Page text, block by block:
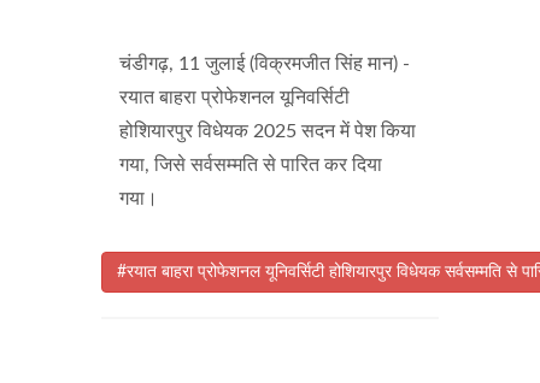
चंडीगढ़, 11 जुलाई (विक्रमजीत सिंह मान) -
रयात बाहरा प्रोफेशनल यूनिवर्सिटी
होशियारपुर विधेयक 2025 सदन में पेश किया
गया, जिसे सर्वसम्मति से पारित कर दिया
गया।
#रयात बाहरा प्रोफेशनल यूनिवर्सिटी होशियारपुर विधेयक सर्वसम्मति से